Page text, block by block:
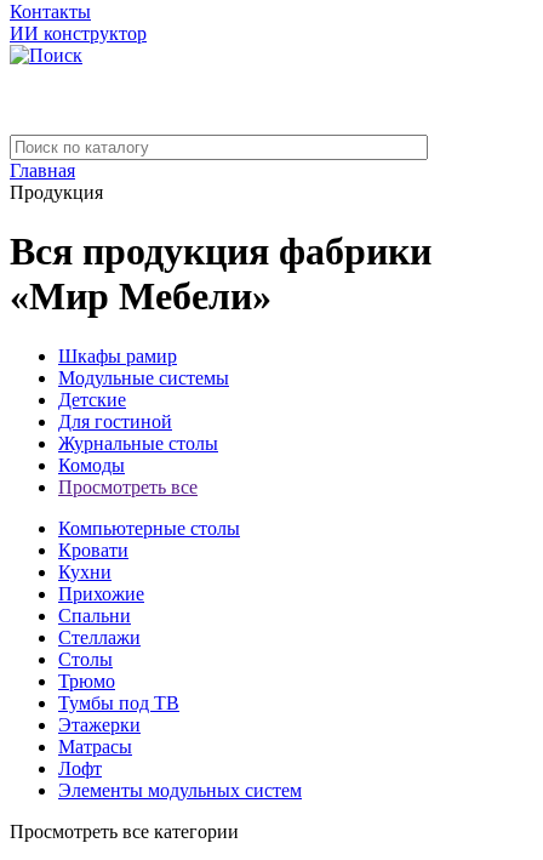
Контакты
ИИ конструктор
Главная
Продукция
Вся продукция фабрики
«Мир Мебели»
Шкафы рамир
Модульные системы
Детские
Для гостиной
Журнальные столы
Комоды
Просмотреть все
Компьютерные столы
Кровати
Кухни
Прихожие
Спальни
Стеллажи
Столы
Трюмо
Тумбы под ТВ
Этажерки
Матрасы
Лофт
Элементы модульных систем
Просмотреть все категории